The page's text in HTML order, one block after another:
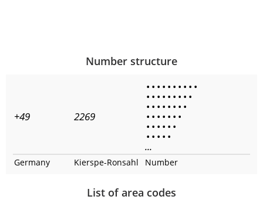
Number structure
+49 2269
• • • • • • • • • •
• • • • • • • • •
• • • • • • • •
• • • • • • •
• • • • • •
• • • • •
...
Germany Kierspe-Ronsahl Number
List of area codes